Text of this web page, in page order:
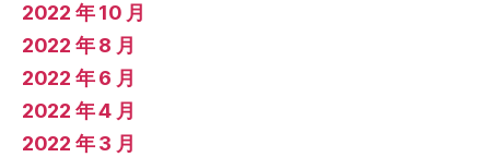
2022 年 10 月
2022 年 8 月
2022 年 6 月
2022 年 4 月
2022 年 3 月